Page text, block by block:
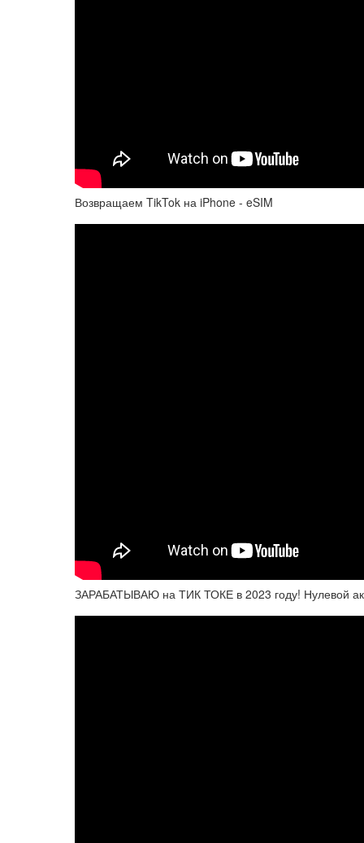
Возвращаем TikTok на iPhone - eSIM
ЗАРАБАТЫВАЮ на ТИК ТОКЕ в 2023 году! Нулевой